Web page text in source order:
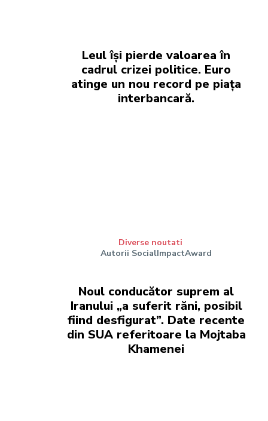
Leul își pierde valoarea în
cadrul crizei politice. Euro
atinge un nou record pe piața
interbancară.
Diverse noutati
Autorii SocialImpactAward
Noul conducător suprem al
Iranului „a suferit răni, posibil
fiind desfigurat”. Date recente
din SUA referitoare la Mojtaba
Khamenei